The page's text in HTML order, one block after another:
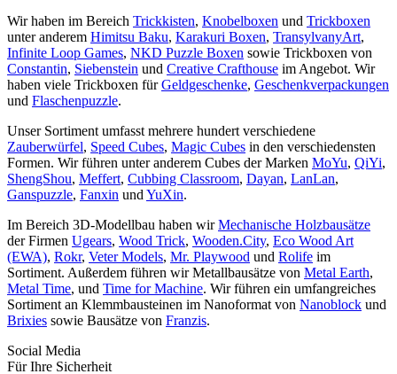
Wir haben im Bereich Trickkisten, Knobelboxen und Trickboxen
unter anderem Himitsu Baku, Karakuri Boxen, TransylvanyArt,
Infinite Loop Games, NKD Puzzle Boxen sowie Trickboxen von
Constantin, Siebenstein und Creative Crafthouse im Angebot. Wir
haben viele Trickboxen fürGeldgeschenke, Geschenkverpackungen
und Flaschenpuzzle.
Unser Sortiment umfasst mehrere hundert verschiedene
Zauberwürfel, Speed Cubes, Magic Cubes in den verschiedensten
Formen. Wir führen unter anderem Cubes der Marken MoYu, QiYi,
ShengShou, Meffert, Cubbing Classroom, Dayan, LanLan,
Ganspuzzle, Fanxin und YuXin.
Im Bereich 3D-Modellbau haben wirMechanische Holzbausätze
der Firmen Ugears, Wood Trick, Wooden.City, Eco Wood Art
(EWA), Rokr, Veter Models, Mr. Playwood und Rolife im
Sortiment. Außerdem führen wir Metallbausätze von Metal Earth,
Metal Time, und Time for Machine. Wir führen ein umfangreiches
Sortiment an Klemmbausteinen im Nanoformat von Nanoblock und
Brixies sowie Bausätze von Franzis.
Social Media
Für Ihre Sicherheit